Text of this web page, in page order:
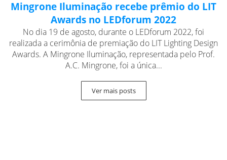
Mingrone Iluminação recebe prêmio do LIT
Awards no LEDforum 2022
No dia 19 de agosto, durante o LEDforum 2022, foi
realizada a cerimônia de premiação do LIT Lighting Design
Awards. A Mingrone Iluminação, representada pelo Prof.
A.C. Mingrone, foi a única...
Ver mais posts